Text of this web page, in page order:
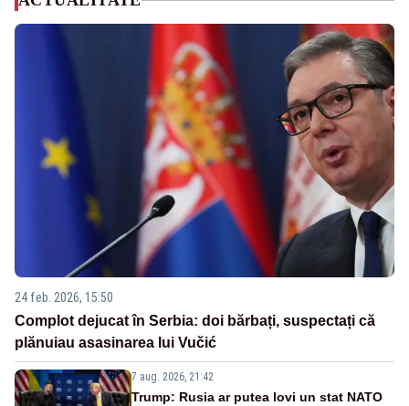
24 feb. 2026, 15:50
Complot dejucat în Serbia: doi bărbați, suspectați că
plănuiau asasinarea lui Vučić
7 aug. 2026, 21:42
Trump: Rusia ar putea lovi un stat NATO